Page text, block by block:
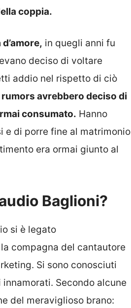
coppia.
in quegli anni fu
deciso di voltare
addio nel rispetto di ciò
avrebbero deciso di
consumato. Hanno
e di porre fine al matrimonio
era ormai giunto al
Baglioni?
si è legato
compagna del cantautore
Si sono conosciuti
Secondo alcune
del meraviglioso brano: